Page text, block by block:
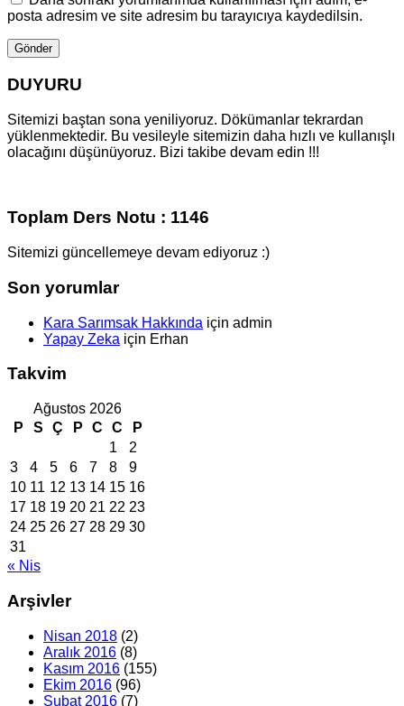
posta adresim ve site adresim bu tarayıcıya kaydedilsin.
DUYURU
Sitemizi baştan sona yeniliyoruz. Dökümanlar tekrardan
yüklenmektedir. Bu vesileyle sitemizin daha hızlı ve kullanışlı
olacağını düşünüyoruz. Bizi takibe devam edin !!!
Toplam Ders Notu : 1146
Sitemizi güncellemeye devam ediyoruz :)
Son yorumlar
Kara Sarımsak Hakkında için admin
Yapay Zeka için Erhan
Takvim
Ağustos 2026
P
S Ç P C C
P
1
2
3
4 5 6 7 8
9
10 11 12 13 14 15 16
17 18 19 20 21 22 23
24 25 26 27 28 29 30
31
« Nis
Arşivler
Nisan 2018 (2)
Aralık 2016 (8)
Kasım 2016 (155)
Ekim 2016 (96)
Şubat 2016 (7)